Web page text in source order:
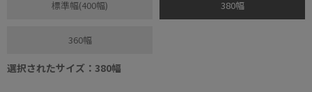
標準幅(400幅) 380幅
360幅
選択されたサイズ：380幅